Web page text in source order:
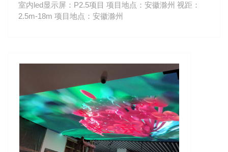
室内led显示屏：P2.5项目 项目地点：安徽滁州 视距：
2.5m-18m 项目地点：安徽滁州